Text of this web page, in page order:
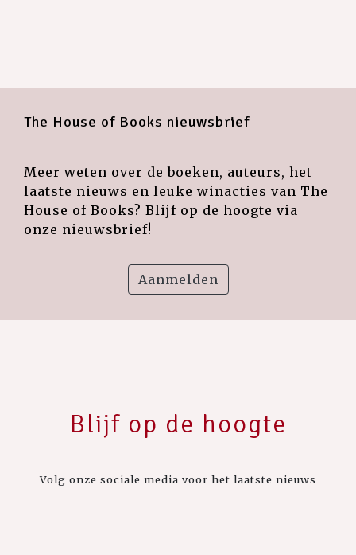
The House of Books nieuwsbrief
Meer weten over de boeken, auteurs, het
laatste nieuws en leuke winacties van The
House of Books? Blijf op de hoogte via
onze nieuwsbrief!
Aanmelden
Blijf op de hoogte
Volg onze sociale media voor het laatste nieuws